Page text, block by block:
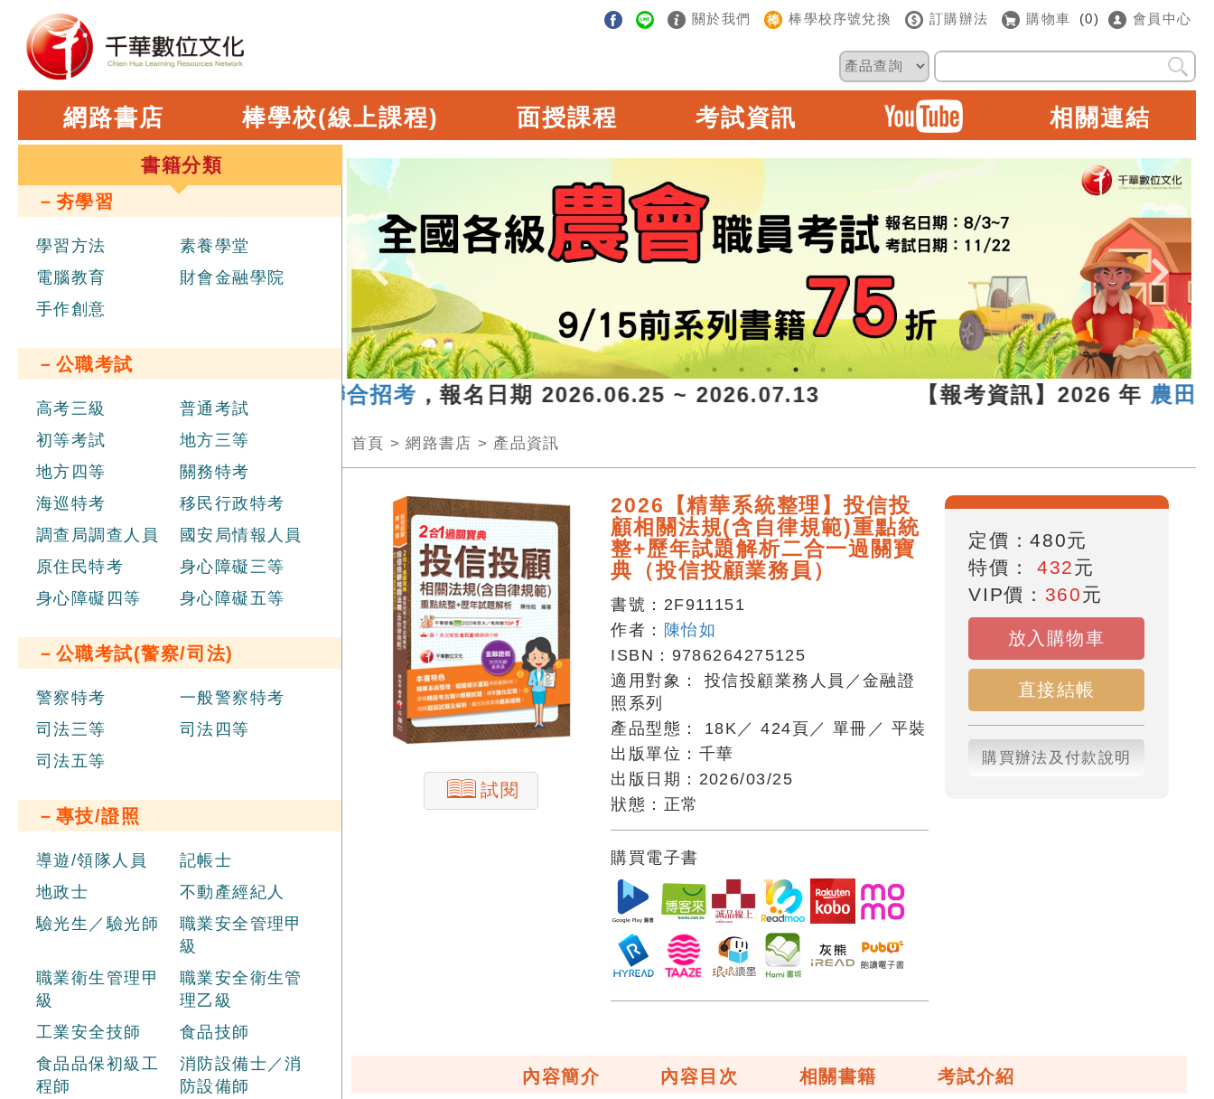
關於我們 棒學校序號兌換 訂購辦法 購物車 (0) 會員中心
網路書店 棒學校(線上課程) 面授課程 考試資訊 相關連結
書籍分類
－夯學習
學習方法
素養學堂
電腦教育
財會金融學院
手作創意
－公職考試
高考三級
普通考試
初等考試
地方三等
地方四等
關務特考
海巡特考
移民行政特考
調查局調查人員
國安局情報人員
原住民特考
身心障礙三等
身心障礙四等
身心障礙五等
－公職考試(警察/司法)
警察特考
一般警察特考
司法三等
司法四等
司法五等
－專技/證照
導遊/領隊人員
記帳士
地政士
不動產經紀人
驗光生／驗光師
職業安全管理甲
級
職業衛生管理甲
級
職業安全衛生管
理乙級
工業安全技師
食品技師
食品品保初級工
程師
消防設備士／消
防設備師
年 經濟部新進職員辦理聯合招考，報名日期 2026.06.25 ~ 2026.07.13 【報考資訊】2026 年農田水利
首頁 >網路書店 > 產品資訊
試閱
2026【精華系統整理】投信投
顧相關法規(含自律規範)重點統
整+歷年試題解析二合一過關寶
典（投信投顧業務員）
書號： 2F911151
作者：
陳怡如
ISBN： 9786264275125
適用對象：投信投顧業務人員／金融證
照系列
產品型態： 18K ／424頁 ／ 單冊 ／ 平裝
出版單位： 千華
出版日期： 2026/03/25
狀態： 正常
購買電子書
定價：480元
特價：432元
VIP價： 360元
放入購物車
直接結帳
購買辦法及付款說明
內容簡介 內容目次 相關書籍 考試介紹